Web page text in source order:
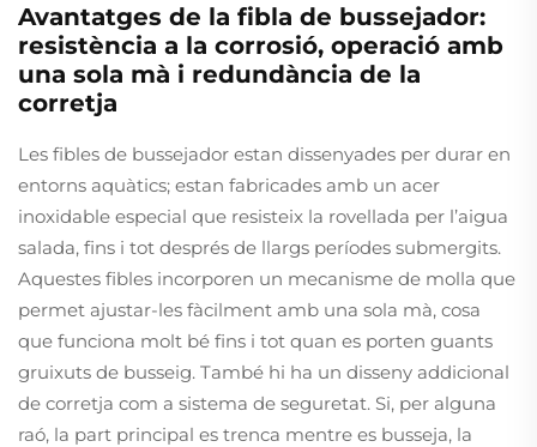
Avantatges de la fibla de bussejador:
resistència a la corrosió, operació amb
una sola mà i redundància de la
corretja
Les fibles de bussejador estan dissenyades per durar en
entorns aquàtics; estan fabricades amb un acer
inoxidable especial que resisteix la rovellada per l’aigua
salada, fins i tot després de llargs períodes submergits.
Aquestes fibles incorporen un mecanisme de molla que
permet ajustar-les fàcilment amb una sola mà, cosa
que funciona molt bé fins i tot quan es porten guants
gruixuts de busseig. També hi ha un disseny addicional
de corretja com a sistema de seguretat. Si, per alguna
raó, la part principal es trenca mentre es busseja, la